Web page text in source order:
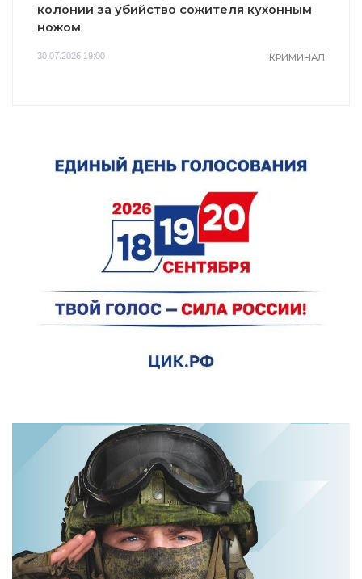
колонии за убийство сожителя кухонным
ножом
30.07.2026 19:00 КРИМИНАЛ